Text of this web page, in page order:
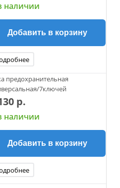
наличии
Добавить в корзину
предохранительная
7ключей
р.
наличии
Добавить в корзину